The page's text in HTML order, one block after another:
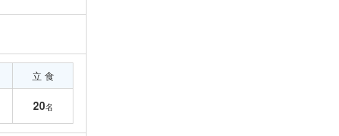
立 食
20名